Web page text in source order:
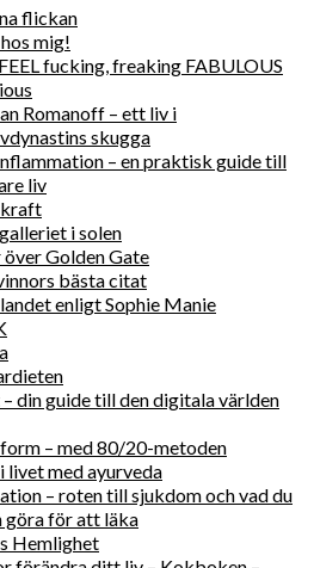
flickan
mig!
fucking, freaking FABULOUS
Romanoff – ett liv i
skugga
– en praktisk guide till
liv
kraft
i solen
Golden Gate
bästa citat
enligt Sophie Manie
din guide till den digitala världen
– med 80/20-metoden
livet med ayurveda
– roten till sjukdom och vad du
göra för att läka
Hemlighet